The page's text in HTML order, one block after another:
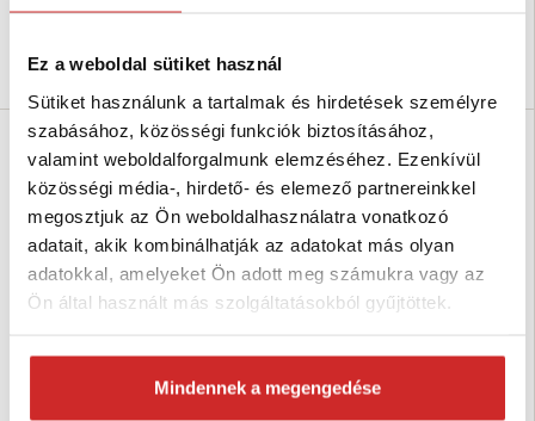
Ez a weboldal sütiket használ
Sütiket használunk a tartalmak és hirdetések személyre
szabásához, közösségi funkciók biztosításához,
valamint weboldalforgalmunk elemzéséhez. Ezenkívül
közösségi média-, hirdető- és elemező partnereinkkel
megosztjuk az Ön weboldalhasználatra vonatkozó
adatait, akik kombinálhatják az adatokat más olyan
adatokkal, amelyeket Ön adott meg számukra vagy az
Ön által használt más szolgáltatásokból gyűjtöttek.
Mindennek a megengedése
Kosárba
SVX Rögzítőlánc kétrészes
SVX Rögzítőlánc kétrészes